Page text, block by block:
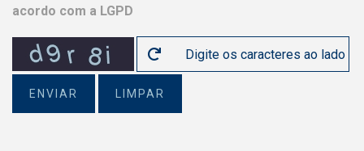
acordo com a LGPD
ENVIAR LIMPAR